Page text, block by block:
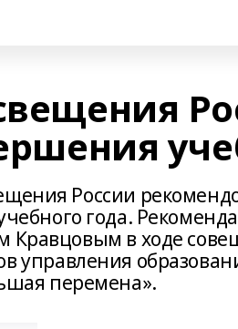
России
года.
Кравцовым в ходе
управления
перемена».